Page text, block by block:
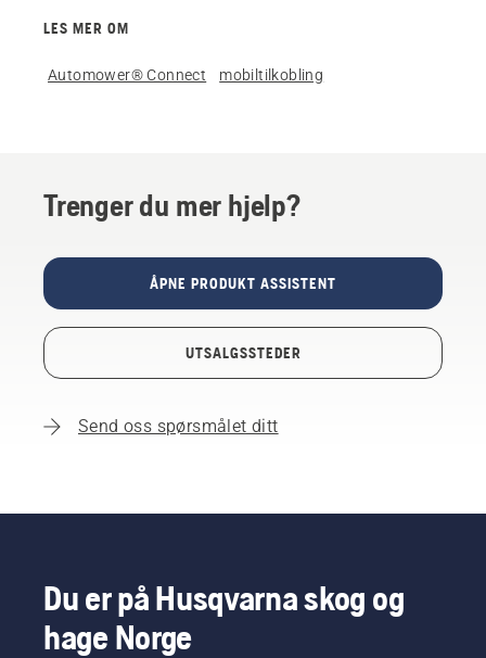
LES MER OM
Automower® Connect mobiltilkobling
Trenger du mer hjelp?
ÅPNE PRODUKT ASSISTENT
UTSALGSSTEDER
Send oss spørsmålet ditt
Du er på Husqvarna skog og
hage Norge